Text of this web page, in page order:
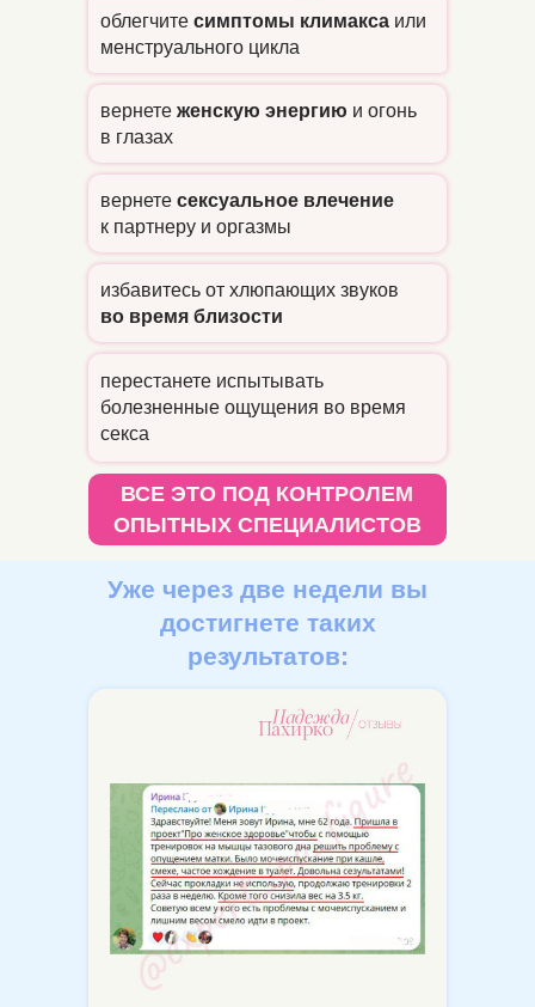
облегчите симптомы климакса или
менструального цикла
вернете женскую энергию и огонь
в глазах
ВСЕ ЭТО ПОД КОНТРОЛЕМ
ОПЫТНЫХ СПЕЦИАЛИСТОВ
вернете сексуальное влечение
к партнеру и оргазмы
избавитесь от хлюпающих звуков
во время близости
перестанете испытывать
болезненные ощущения во время
секса
Уже через две недели вы
достигнете таких
результатов: